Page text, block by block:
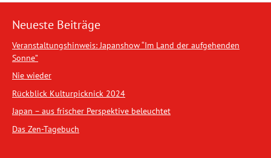
Neueste Beiträge
Veranstaltungshinweis: Japanshow “Im Land der aufgehenden
Sonne”
Nie wieder
Rückblick Kulturpicknick 2024
Japan – aus frischer Perspektive beleuchtet
Das Zen-Tagebuch